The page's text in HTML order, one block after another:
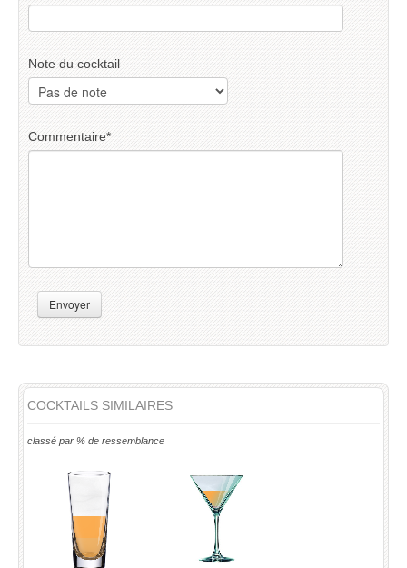
Note du cocktail
Commentaire*
Envoyer
COCKTAILS SIMILAIRES
classé par % de ressemblance